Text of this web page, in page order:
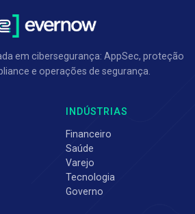
em cibersegurança: AppSec, proteção
e operações de segurança.
INDÚSTRIAS
Financeiro
Saúde
Varejo
Tecnologia
Governo